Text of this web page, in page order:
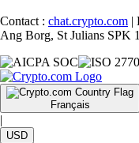
Contact : chat.crypto.com |
Ang Borg, St Julians SPK
Français
|
USD